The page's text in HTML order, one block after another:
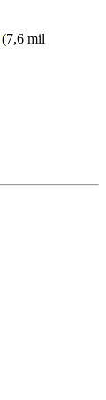
(7,6 mil